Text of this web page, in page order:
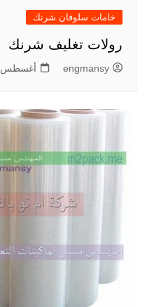
خامات سلوفان شرنك
رولات تغليف شرنك
engmansy أغسطس 26, 2020